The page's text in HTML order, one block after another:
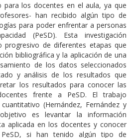
los docentes en el aula, ya que
han recibido algún tipo de
para poder enfrentar a personas
(PeSD). Esta investigación
progresivo de diferentes etapas que
bibliográfica y la aplicación de una
de los datos seleccionados
y análisis de los resultados que
los resultados para conocer las
frente a PeSD. El trabajo
(Hernández, Fernández y
es levantar la información
aplicada en los docentes y conocer
si han tenido algún tipo de